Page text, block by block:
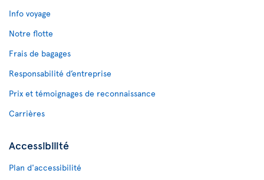
Info voyage
Notre flotte
Frais de bagages
Responsabilité d’entreprise
Prix et témoignages de reconnaissance
Carrières
Accessibilité
Plan d'accessibilité